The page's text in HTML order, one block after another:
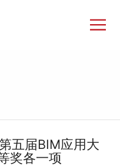
五届BIM应用大
奖各一项